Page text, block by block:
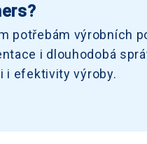
potřebám výrobních
i dlouhodobá
i efektivity výroby.